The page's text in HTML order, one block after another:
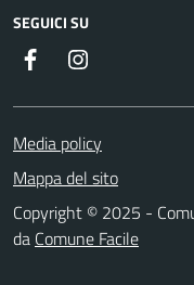
SEGUICI SU
Facebook
Media policy
Mappa del sito
Copyright © 2025 -
da Comune Facile